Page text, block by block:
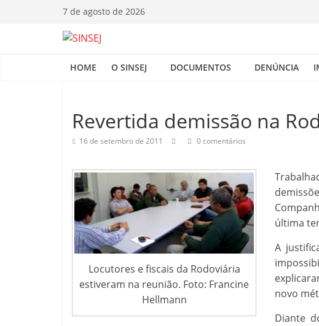
7 de agosto de 2026
S
N
S
E
HOME O SINSEJ DOCUMENTOS DENÚNCIA
Revertida demissão na
16 de setembro de 2011 0 comentários
Locutores e fiscais da Rodoviária
estiveram na reunião. Foto: Francine
Hellmann
última
A
novo
Diante